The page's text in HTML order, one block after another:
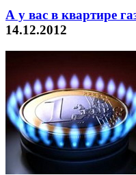
А у вас в квартире
14.12.2012